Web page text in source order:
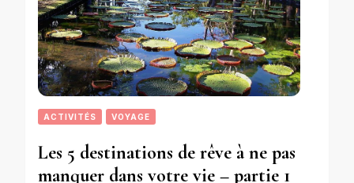
ACTIVITÉS VOYAGE
Les 5 destinations de rêve à ne pas
manquer dans votre vie – partie 1